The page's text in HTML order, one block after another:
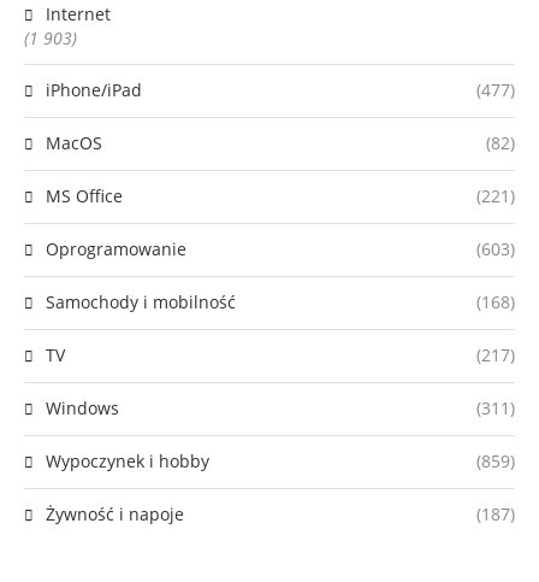
Internet
(1 903)
iPhone/iPad (477)
MacOS (82)
MS Office (221)
Oprogramowanie (603)
Samochody i mobilność (168)
TV (217)
Windows (311)
Wypoczynek i hobby (859)
Żywność i napoje (187)